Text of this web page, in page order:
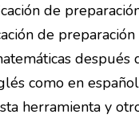
de
de
como en
herramienta y